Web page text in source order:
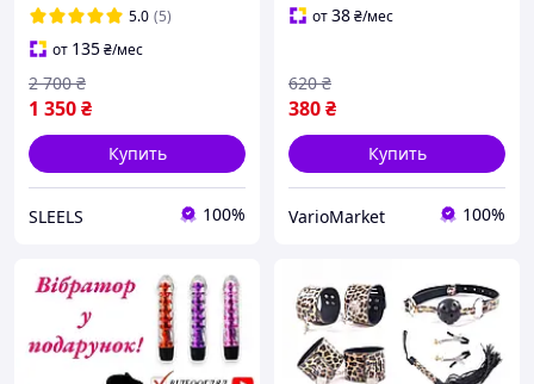
5.0 (5)
от 135₴/мес
1 350₴
2 700 ₴
Купить
SLEELS 100%
и ролевых игр
от38₴/мес
380₴
620 ₴
Купить
VarioMarket 100%